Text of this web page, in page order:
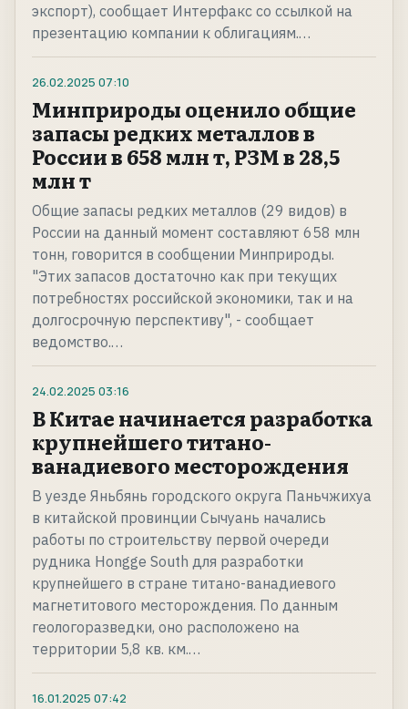
экспорт), сообщает Интерфакс со ссылкой на
презентацию компании к облигациям.…
26.02.2025 07:10
Минприроды оценило общие
запасы редких металлов в
России в 658 млн т, РЗМ в 28,5
млн т
Общие запасы редких металлов (29 видов) в
России на данный момент составляют 658 млн
тонн, говорится в сообщении Минприроды.
"Этих запасов достаточно как при текущих
потребностях российской экономики, так и на
долгосрочную перспективу", - сообщает
ведомство.…
24.02.2025 03:16
В Китае начинается разработка
крупнейшего титано-
ванадиевого месторождения
В уезде Яньбянь городского округа Паньчжихуа
в китайской провинции Сычуань начались
работы по строительству первой очереди
рудника Hongge South для разработки
крупнейшего в стране титано-ванадиевого
магнетитового месторождения. По данным
геологоразведки, оно расположено на
территории 5,8 кв. км.…
16.01.2025 07:42